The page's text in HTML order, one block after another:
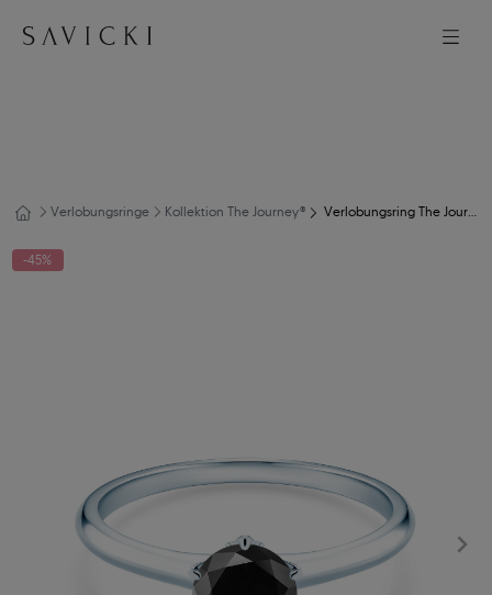
Verlobungsringe Kollektion The Journey® Verlobungsring The Journey: Weißgold, Schwarz Diamant
-45%